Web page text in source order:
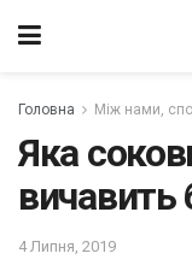
Головна Між нами,
Яка
вичавить
4 Липня, 2019